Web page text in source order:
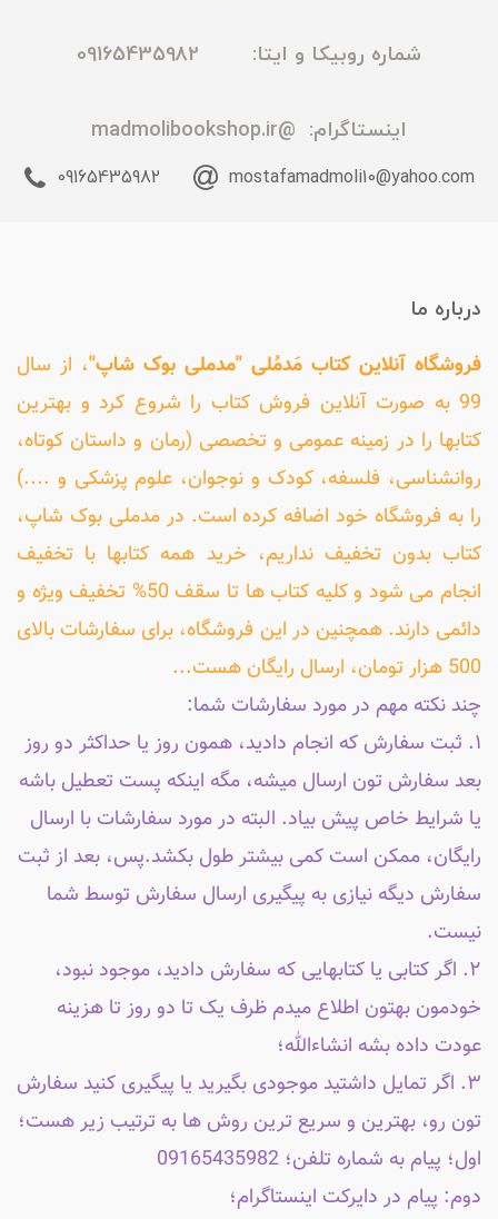
شماره روبیکا و ایتا: 09165435982
اینستاگرام: @madmolibookshop.ir
mostafamadmoli10@yahoo.com
09165435982
درباره ما
فروشگاه آنلاین کتاب مَدمُلی "مدملی بوک شاپ"، از سال
99 به صورت آنلاین فروش کتاب را شروع کرد و بهترین
کتابها را در زمینه عمومی و تخصصی (رمان و داستان کوتاه،
روانشناسی، فلسفه، کودک و نوجوان، علوم پزشکی و ....)
را به فروشگاه خود اضافه کرده است. در مدملی بوک شاپ،
کتاب بدون تخفیف نداریم، خرید همه کتابها با تخفیف
انجام می شود و کلیه کتاب ها تا سقف 50% تخفیف ویژه و
دائمی دارند. همچنین در این فروشگاه، برای سفارشات بالای
500 هزار تومان، ارسال رایگان هست...
چند نکته مهم در مورد سفارشات شما:
۱. ثبت سفارش که انجام دادید، همون روز یا حداکثر دو روز
بعد سفارش تون ارسال میشه، مگه اینکه پست تعطیل باشه
یا شرایط خاص پیش بیاد. البته در مورد سفارشات با ارسال
رایگان، ممکن است کمی بیشتر طول بکشد.پس، بعد از ثبت
سفارش دیگه نیازی به پیگیری ارسال سفارش توسط شما
نیست.
۲. اگر کتابی یا کتابهایی که سفارش دادید، موجود نبود،
خودمون بهتون اطلاع میدم ظرف یک تا دو روز تا هزینه
عودت داده بشه انشاءالله؛
۳. اگر تمایل داشتید موجودی بگیرید یا پیگیری کنید سفارش
تون رو، بهترین و سریع ترین روش ها به ترتیب زیر هست؛
اول؛ پیام به شماره تلفن؛ 09165435982
دوم: پیام در دایرکت اینستاگرام؛